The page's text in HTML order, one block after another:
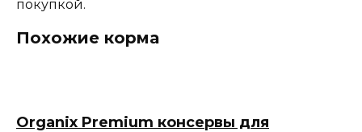
покупкой.
Похожие корма
Organix Premium консервы для